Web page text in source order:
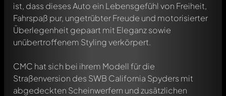
ist, dass dieses Auto ein Lebensgefühl von Freiheit,
Fahrspaß pur, ungetrübter Freude und motorisierter
Überlegenheit gepaart mit Eleganz sowie
unübertroffenem Styling verkörpert.
CMC hat sich bei ihrem Modell für die
Straßenversion des SWB California Spyders mit
abgedeckten Scheinwerfern und zusätzlichen